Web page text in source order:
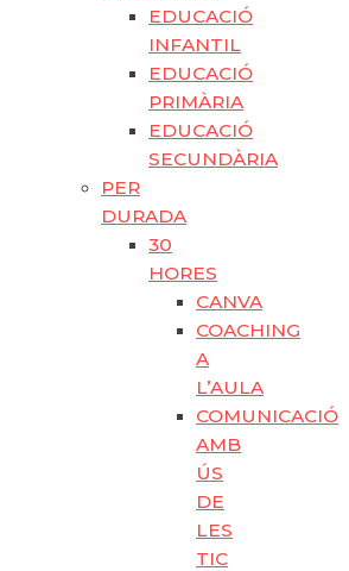
EDUCACIÓ
INFANTIL
EDUCACIÓ
PRIMÀRIA
EDUCACIÓ
SECUNDÀRIA
PER
DURADA
30
HORES
CANVA
COACHING
A
L’AULA
COMUNICACIÓ
AMB
ÚS
DE
LES
TIC